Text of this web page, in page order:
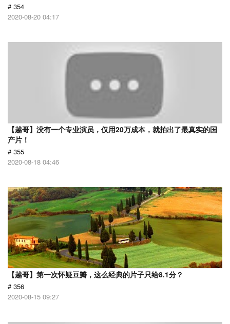
# 354
2020-08-20 04:17
【越哥】没有一个专业演员，仅用20万成本，就拍出了最真实的国
产片！
# 355
2020-08-18 04:46
【越哥】第一次怀疑豆瓣，这么经典的片子只给8.1分？
# 356
2020-08-15 09:27